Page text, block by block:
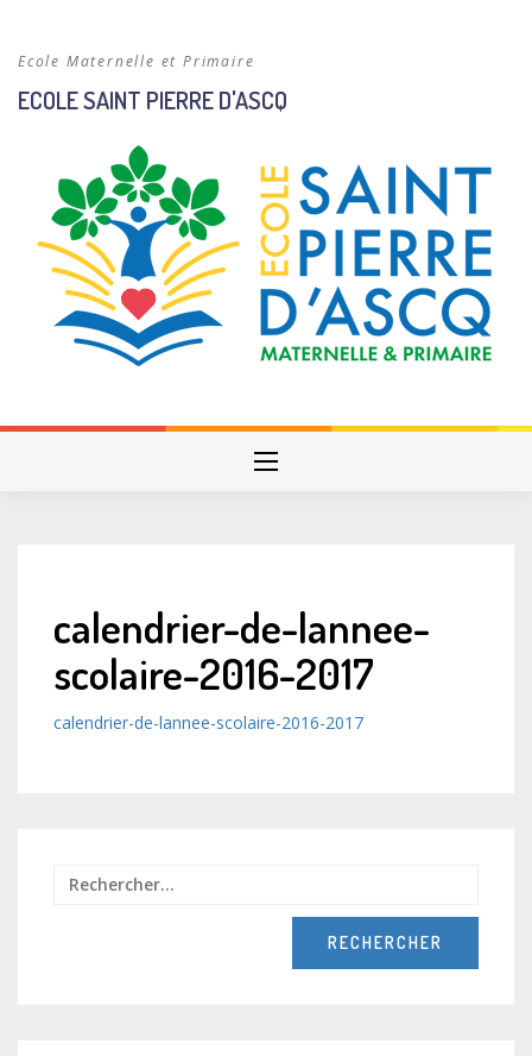
Ecole Maternelle et Primaire
ECOLE SAINT PIERRE D'ASCQ
calendrier-de-lannee-
scolaire-2016-2017
calendrier-de-lannee-scolaire-2016-2017